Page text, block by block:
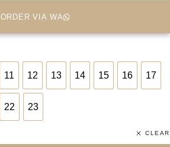
ORDER VIA WA
11
11
12
12
13
13
14
14
15
15
16
16
17
17
22
22
23
23
CLEAR